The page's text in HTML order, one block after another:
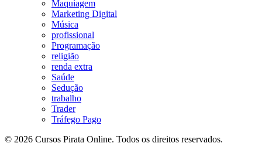
Maquiagem
Marketing Digital
Música
profissional
Programação
religião
renda extra
Saúde
Sedução
trabalho
Trader
Tráfego Pago
© 2026 Cursos Pirata Online. Todos os direitos reservados.